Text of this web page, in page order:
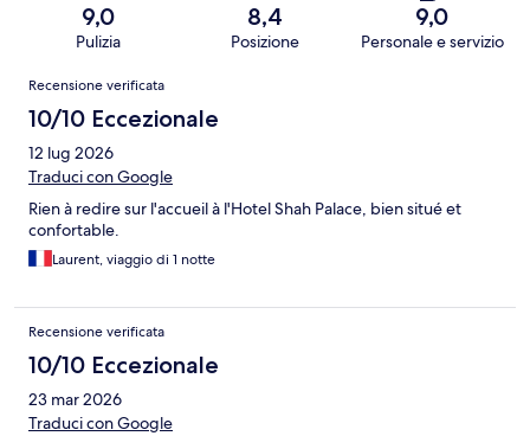
9,0
Pulizia
8,4
Posizione
9,0
Personale e servizio
Recensioni
Recensione verificata
10/10 Eccezionale
12 lug 2026
Traduci con Google
Rien à redire sur l'accueil à l'Hotel Shah Palace, bien situé et
confortable.
Laurent, viaggio di 1 notte
Recensione verificata
10/10 Eccezionale
23 mar 2026
Traduci con Google